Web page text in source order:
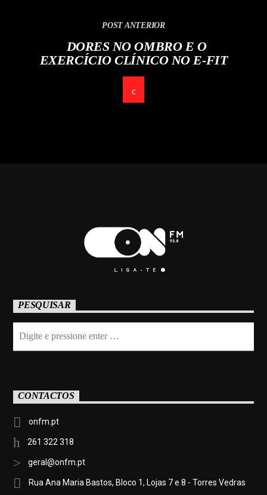
POST ANTERIOR
DORES NO OMBRO E O
EXERCÍCIO CLÍNICO NO E-FIT
PESQUISAR
CONTACTOS
onfm.pt
261 322 318
geral@onfm.pt
Rua Ana Maria Bastos, Bloco 1, Lojas 7 e 8 - Torres Vedras